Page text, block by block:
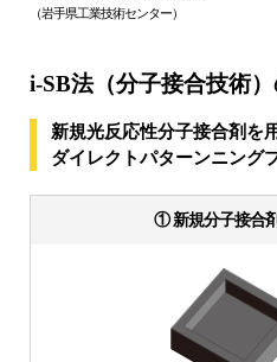
（岩手県工業技術センター）
i-SB法（分子接合技術
新規光反応性分子接合剤を
ダイレクトパターンニング
① 新規分子接合